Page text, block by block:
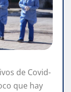
de Covid-
que hay